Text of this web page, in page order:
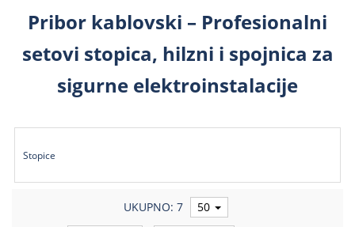
Elektromehaničke
komponente
Elektronske
komponente
slanja
Pribor kablovski – Profesionalni
setovi stopica, hilzni i spojnica za
sigurne elektroinstalacije
Stopice
UKUPNO: 7
50